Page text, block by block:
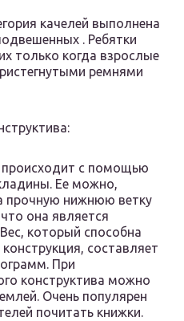
качелей выполнена
. Ребятки
только когда взрослые
ремнями
происходит с помощью
Ее можно,
прочную нижнюю ветку
она является
который способна
составляет
При
конструктива можно
Очень популярен
почитать книжки.